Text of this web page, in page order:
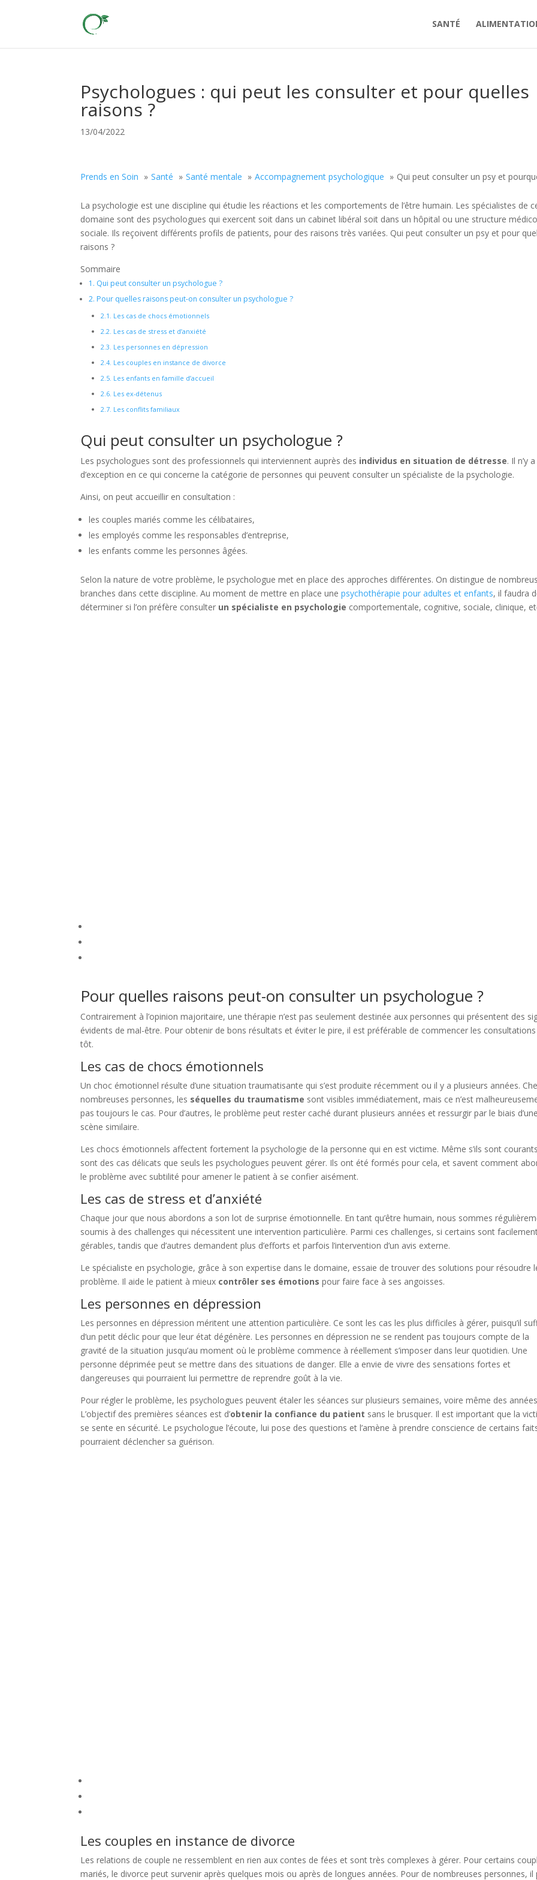
SANTÉ
Psychologues : qui peut les consulter et pour quelles
raisons ?
13/04/2022
Prends en Soin Santé Santé mentale Accompagnement psychologique Qui peut consulter un psy et
La psychologie est une discipline qui étudie les réactions et les comportements de l’être humain. Les spécialistes de
domaine sont des psychologues qui exercent soit dans un cabinet libéral soit dans un hôpital ou une structure
sociale. Ils reçoivent différents profils de patients, pour des raisons très variées. Qui peut consulter un psy et pour
raisons ?
Sommaire
1. Qui peut consulter un psychologue ?
2. Pour quelles raisons peut-on consulter un psychologue ?
2.1. Les cas de chocs émotionnels
2.2. Les cas de stress et d’anxiété
2.3. Les personnes en dépression
2.4. Les couples en instance de divorce
2.5. Les enfants en famille d’accueil
2.6. Les ex-détenus
2.7. Les conflits familiaux
Qui peut consulter un psychologue ?
Les psychologues sont des professionnels qui interviennent auprès des individus en situation de détresse. Il n’y
d’exception en ce qui concerne la catégorie de personnes qui peuvent consulter un spécialiste de la psychologie.
Ainsi, on peut accueillir en consultation :
les couples mariés comme les célibataires,
les employés comme les responsables d’entreprise,
les enfants comme les personnes âgées.
Selon la nature de votre problème, le psychologue met en place des approches différentes. On distingue de
branches dans cette discipline. Au moment de mettre en place unepsychothérapie pour adultes et enfants, il faudra
déterminer si l’on préfère consulter un spécialiste en psychologie comportementale, cognitive, sociale, clinique,
Pour quelles raisons peut-on consulter un psychologue ?
Contrairement à l’opinion majoritaire, une thérapie n’est pas seulement destinée aux personnes qui présentent des
évidents de mal-être. Pour obtenir de bons résultats et éviter le pire, il est préférable de commencer les
tôt.
Les cas de chocs émotionnels
Un choc émotionnel résulte d’une situation traumatisante qui s’est produite récemment ou il y a plusieurs années.
nombreuses personnes, les séquelles du traumatisme sont visibles immédiatement, mais ce n’est
pas toujours le cas. Pour d’autres, le problème peut rester caché durant plusieurs années et ressurgir par le biais d’une
scène similaire.
Les chocs émotionnels affectent fortement la psychologie de la personne qui en est victime. Même s’ils sont
sont des cas délicats que seuls les psychologues peuvent gérer. Ils ont été formés pour cela, et savent comment
le problème avec subtilité pour amener le patient à se confier aisément.
Les cas de stress et d’anxiété
Chaque jour que nous abordons a son lot de surprise émotionnelle. En tant qu’être humain, nous sommes
soumis à des challenges qui nécessitent une intervention particulière. Parmi ces challenges, si certains sont
gérables, tandis que d’autres demandent plus d’efforts et parfois l’intervention d’un avis externe.
Le spécialiste en psychologie, grâce à son expertise dans le domaine, essaie de trouver des solutions pour résoudre
problème. Il aide le patient à mieux contrôler ses émotions pour faire face à ses angoisses.
Les personnes en dépression
Les personnes en dépression méritent une attention particulière. Ce sont les cas les plus difficiles à gérer, puisqu’il
d’un petit déclic pour que leur état dégénère. Les personnes en dépression ne se rendent pas toujours compte de la
gravité de la situation jusqu’au moment où le problème commence à réellement s’imposer dans leur quotidien. Une
personne déprimée peut se mettre dans des situations de danger. Elle a envie de vivre des sensations fortes et
dangereuses qui pourraient lui permettre de reprendre goût à la vie.
Pour régler le problème, les psychologues peuvent étaler les séances sur plusieurs semaines, voire même des
L’objectif des premières séances est d’obtenir la confiance du patient sans le brusquer. Il est important que la
se sente en sécurité. Le psychologue l’écoute, lui pose des questions et l’amène à prendre conscience de certains
pourraient déclencher sa guérison.
Les couples en instance de divorce
Les relations de couple ne ressemblent en rien aux contes de fées et sont très complexes à gérer. Pour certains
mariés, le divorce peut survenir après quelques mois ou après de longues années. Pour de nombreuses personnes, il